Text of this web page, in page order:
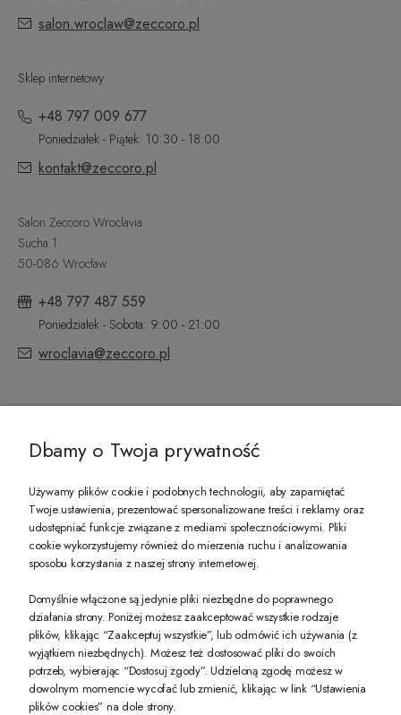
salon.wroclaw@zeccoro.pl
Sklep internetowy
+48 797 009 677
Poniedziałek - Piątek: 10:30 - 18:00
kontakt@zeccoro.pl
Salon Zeccoro Wroclavia
Sucha 1
50-086 Wrocław
+48 797 487 559
Poniedziałek - Sobota: 9:00 - 21:00
wroclavia@zeccoro.pl
PREZENT DLA CIEBIE!
-10% na pierwsze zakupy na zeccoro.pl Gdy zapiszesz się do naszego
Twoje dane będą przetwarzane zgodnie z nasząpolityką prywatności
POKAŻ PEŁNĄ WERSJĘ STRONY
Dbamy o Twoja prywatność
Używamy plików cookie i podobnych technologii, aby zapamiętać
Twoje ustawienia, prezentować spersonalizowane treści i reklamy oraz
udostępniać funkcje związane z mediami społecznościowymi. Pliki
cookie wykorzystujemy również do mierzenia ruchu i analizowania
sposobu korzystania z naszej strony internetowej.
Domyślnie włączone są jedynie pliki niezbędne do poprawnego
działania strony. Poniżej możesz zaakceptować wszystkie rodzaje
plików, klikając “Zaakceptuj wszystkie”, lub odmówić ich używania (z
wyjątkiem niezbędnych). Możesz też dostosować pliki do swoich
potrzeb, wybierając “Dostosuj zgody”. Udzieloną zgodę możesz w
dowolnym momencie wycofać lub zmienić, klikając w link “Ustawienia
plików cookies” na dole strony.